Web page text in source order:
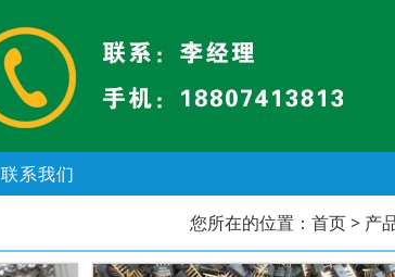
联系我们
您所在的位置： 首页> 产